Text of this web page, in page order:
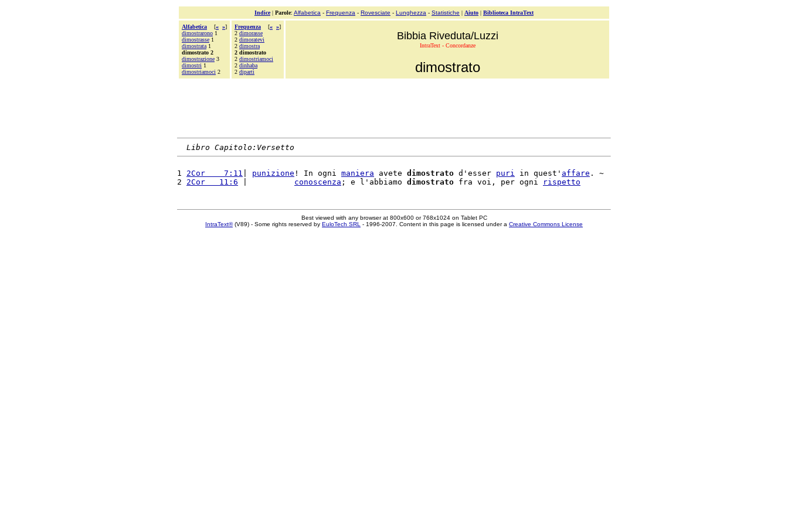
Indice| Parole: Alfabetica - Frequenza - Rovesciate - Lunghezza - Statistiche | Aiuto | Biblioteca IntraText
Alfabetica [« »]
dimostrarono 1
dimostrasse 1
dimostrata 1
dimostrato 2
dimostrazione 3
dimostri 1
dimostriamoci 2
Frequenza [« »]
2 dimorasse
2 dimoratevi
2 dimostra
2 dimostrato
2 dimostriamoci
2 dinhaba
2 dipartì
Bibbia Riveduta/Luzzi
IntraText - Concordanze
dimostrato
Libro Capitolo:Versetto
1 2Cor    7:11 punizione ! In ogni maniera avete dimostrato d'esser puri in quest' affare . ~
2 2Cor   11:6 conoscenza ; e l'abbiamo dimostrato fra voi, per ogni rispetto
Best viewed with any browser at 800x600 or 768x1024 on Tablet PC
IntraText®(V89) - Some rights reserved by EuloTech SRL - 1996-2007. Content in this page is licensed under a Creative Commons License